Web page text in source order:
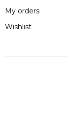
My orders
Wishlist